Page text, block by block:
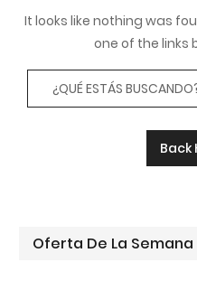
It looks like nothing was
one of the links
Back
Oferta De La Semana